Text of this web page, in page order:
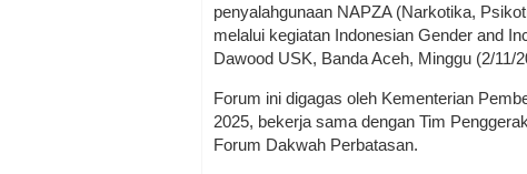
penyalahgunaan NAPZA (Narkotika,
melalui kegiatan Indonesian Gender and
Dawood USK, Banda Aceh, Minggu (2/11/
Forum ini digagas oleh Kementerian
2025, bekerja sama dengan Tim
Forum Dakwah Perbatasan.